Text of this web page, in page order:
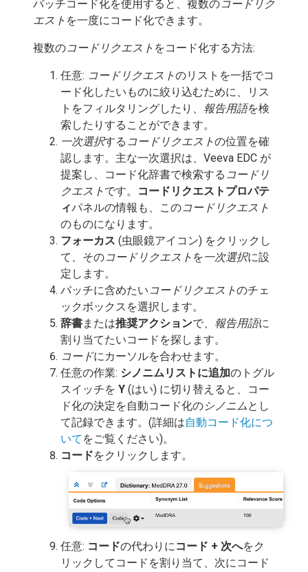
バッチコード化を使用すると、複数のコードリク
エスト を一度にコード化できます。
複数のコードリクエスト をコード化する方法:
任意: コードリクエストのリストを一括でコ
ード化したいものに絞り込むために、リス
トをフィルタリングしたり、 報告用語を検
索したりすることができます。
一次選択する コードリクエストの位置を確
認します。主な一次選択は、Veeva EDC が
提案し、コード化辞書で検索する コードリ
クエスト です。
コードリクエストプロパテ
ィパネルの情報も、このコードリクエスト
のものになります。
フォーカス (虫眼鏡アイコン) をクリックし
て、そのコードリクエスト を一次選択に設
定します。
バッチに含めたいコードリクエストのチェ
ックボックスを選択します。
辞書または推奨アクションで、 報告用語に
割り当てたいコードを探します。
コードにカーソルを合わせます。
任意の作業: シノニムリストに追加のトグル
スイッチを Y (はい) に切り替えると、コー
ド化の決定を自動コード化のシノニムとし
て記録できます。(詳細は自動コード化につ
いて をご覧ください)。
コードをクリックします。
任意: コードの代わりにコード + 次へをク
リックしてコードを割り当て、次にコード